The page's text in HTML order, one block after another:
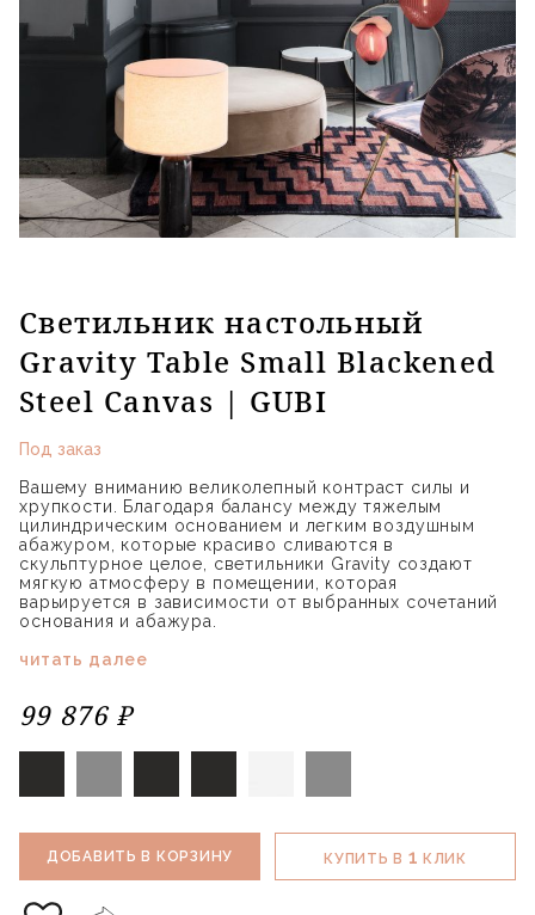
Светильник настольный
Gravity Table Small Blackened
Steel Canvas | GUBI
Под заказ
Вашему вниманию великолепный контраст силы и
хрупкости. Благодаря балансу между тяжелым
цилиндрическим основанием и легким воздушным
абажуром, которые красиво сливаются в
скульптурное целое, светильники Gravity создают
мягкую атмосферу в помещении, которая
варьируется в зависимости от выбранных сочетаний
основания и абажура.
читать далее
99 876 ₽
ДОБАВИТЬ В КОРЗИНУ КУПИТЬ В 1 КЛИК